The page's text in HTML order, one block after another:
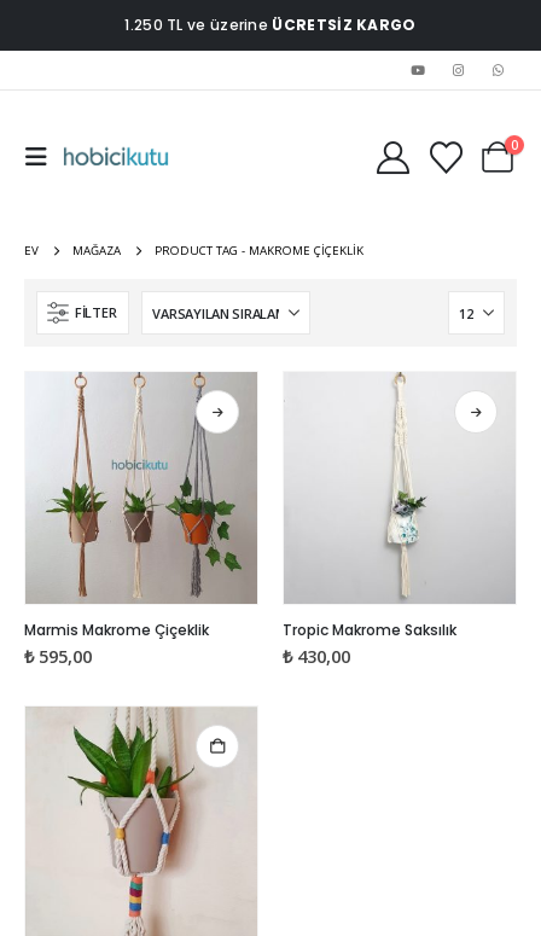
1.250 TL ve üzerine ÜCRETSİZ KARGO
0
EV MAĞAZA PRODUCT TAG - MAKROME ÇIÇEKLIK
FILTER
ürünün
birden
varyasyonu
Seçenekler
sayfasından
Marmis Makrome Çiçeklik
₺595,00
ürünün
birden
Tropic Makrome Saksılık
₺430,00